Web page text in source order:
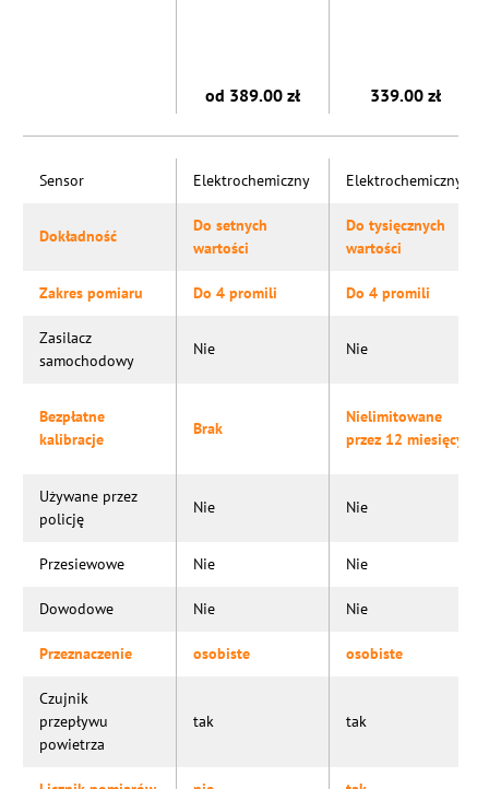
od 389.00 zł 339.00 zł
Sensor Elektrochemiczny Elektrochemiczny
Dokładność
Do setnych
wartości
Do tysięcznych
wartości
Zakres pomiaru Do 4 promili Do 4 promili
Zasilacz
samochodowy
Nie Nie
Bezpłatne
kalibracje
Brak
Nielimitowane
przez 12 miesięcy
Używane przez
policję
Nie Nie
Przesiewowe Nie Nie
Dowodowe Nie Nie
Przeznaczenie osobiste osobiste
Czujnik
przepływu
powietrza
tak tak